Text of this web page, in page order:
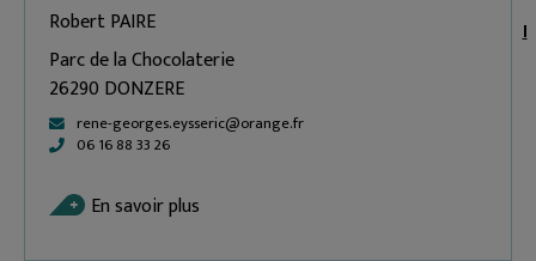
I
Robert PAIRE
Parc de la Chocolaterie
26290 DONZERE
rene-georges.eysseric@orange.fr
06 16 88 33 26
En savoir plus